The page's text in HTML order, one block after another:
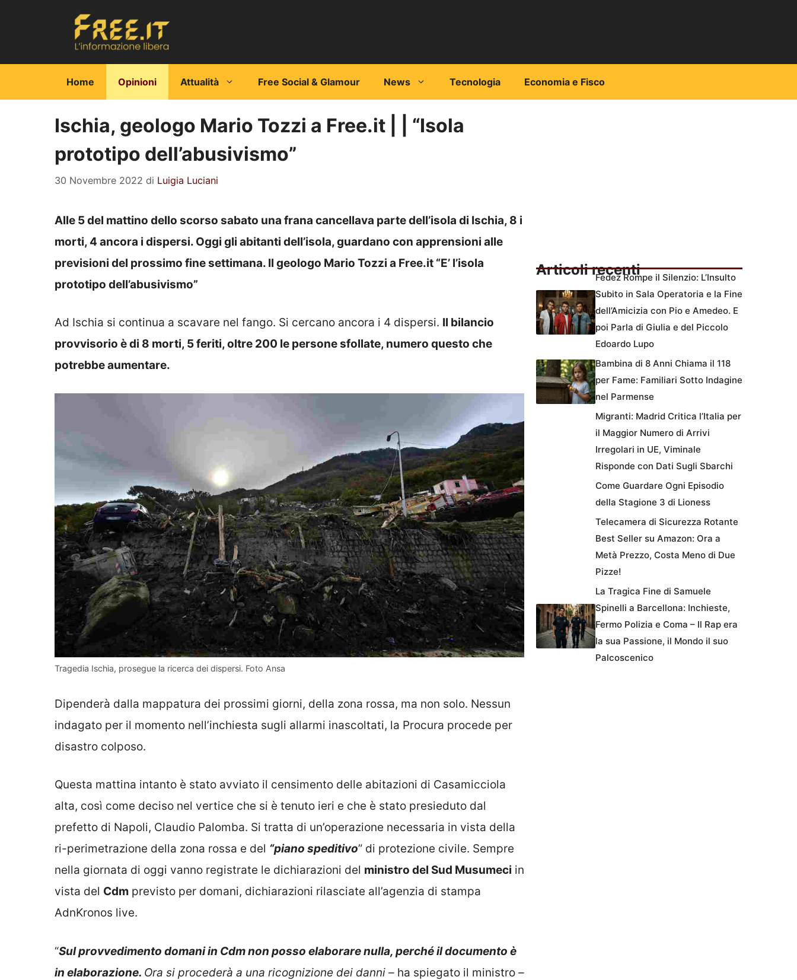
Home Opinioni Attualità Free Social & Glamour News Tecnologia Economia e Fisco
Ischia, geologo Mario Tozzi a Free.it | | “Isola
prototipo dell’abusivismo”
30 Novembre 2022 di Luigia Luciani
Alle 5 del mattino dello scorso sabato una frana cancellava parte dell’isola di Ischia, 8 i
morti, 4 ancora i dispersi. Oggi gli abitanti dell’isola, guardano con apprensioni alle
previsioni del prossimo fine settimana. Il geologo Mario Tozzi a Free.it “E’ l’isola
prototipo dell’abusivismo”
Ad Ischia si continua a scavare nel fango. Si cercano ancora i 4 dispersi. Il bilancio
provvisorio è di 8 morti, 5 feriti, oltre 200 le persone sfollate, numero questo che
potrebbe aumentare.
Tragedia Ischia, prosegue la ricerca dei dispersi. Foto Ansa
Dipenderà dalla mappatura dei prossimi giorni, della zona rossa, ma non solo. Nessun
indagato per il momento nell’inchiesta sugli allarmi inascoltati, la Procura procede per
disastro colposo.
Questa mattina intanto è stato avviato il censimento delle abitazioni di Casamicciola
alta, così come deciso nel vertice che si è tenuto ieri e che è stato presieduto dal
prefetto di Napoli, Claudio Palomba. Si tratta di un’operazione necessaria in vista della
ri-perimetrazione della zona rossa e del “piano speditivo” di protezione civile. Sempre
nella giornata di oggi vanno registrate le dichiarazioni del ministro del Sud Musumeci in
vista del Cdm previsto per domani, dichiarazioni rilasciate all’agenzia di stampa
AdnKronos live.
“Sul provvedimento domani in Cdm non posso elaborare nulla, perché il documento è
in elaborazione. Ora si procederà a una ricognizione dei danni – ha spiegato il ministro –
Articoli recentiFedez Rompe il Silenzio: L’Insulto
Subito in Sala Operatoria e la Fine
dell’Amicizia con Pio e Amedeo. E
poi Parla di Giulia e del Piccolo
Edoardo Lupo
Bambina di 8 Anni Chiama il 118
per Fame: Familiari Sotto Indagine
nel Parmense
Migranti: Madrid Critica l’Italia per
il Maggior Numero di Arrivi
Irregolari in UE, Viminale
Risponde con Dati Sugli Sbarchi
Come Guardare Ogni Episodio
della Stagione 3 di Lioness
Telecamera di Sicurezza Rotante
Best Seller su Amazon: Ora a
Metà Prezzo, Costa Meno di Due
Pizze!
La Tragica Fine di Samuele
Spinelli a Barcellona: Inchieste,
Fermo Polizia e Coma – Il Rap era
la sua Passione, il Mondo il suo
Palcoscenico